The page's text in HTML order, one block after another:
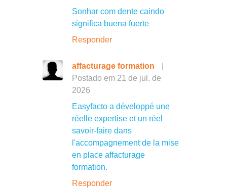
Sonhar com dente caindo
significa buena fuerte
Responder
affacturage formation
Postado em 21 de jul. de
2026
Easyfacto a développé une
réelle expertise et un réel
savoir-faire dans
l'accompagnement de la mise
en place affacturage
formation.
Responder